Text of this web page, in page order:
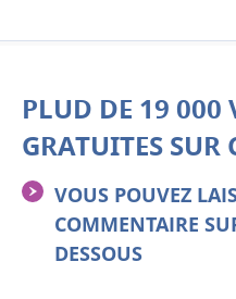
PLUD DE 19 000
GRATUITES SUR
VOUS POUVEZ
COMMENTAIRE
DESSOUS